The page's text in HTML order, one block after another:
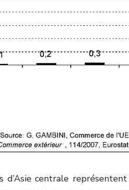
d’Asie centrale